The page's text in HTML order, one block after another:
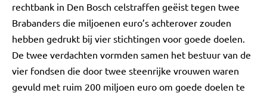
rechtbank in Den Bosch celstraffen geëist tegen twee
Brabanders die miljoenen euro’s achterover zouden
hebben gedrukt bij vier stichtingen voor goede doelen.
De twee verdachten vormden samen het bestuur van de
vier fondsen die door twee steenrijke vrouwen waren
gevuld met ruim 200 miljoen euro om goede doelen te